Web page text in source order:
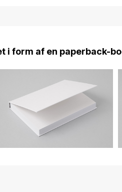
i form af en paperback-